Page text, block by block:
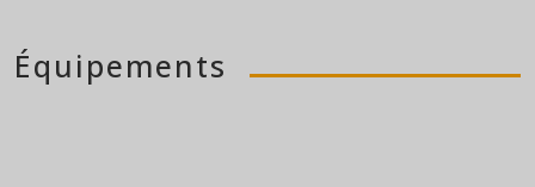
Équipements